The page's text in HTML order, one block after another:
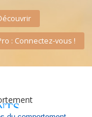
: Connectez-vous !